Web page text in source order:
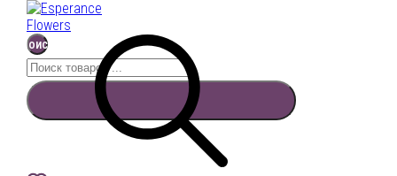
Перейти
содержимому
Поиск
Найти:
Поиск
15 радужных гипсофил